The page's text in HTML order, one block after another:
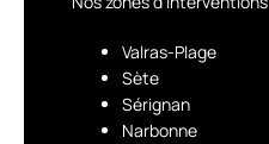
Valras-Plage
Sète
Sérignan
Narbonne